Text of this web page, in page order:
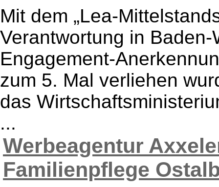
Mit dem „Lea-
Verantwortung in
Engagement-
zum 5. Mal verliehen
das
...
Werbeagentur
Familienpflege